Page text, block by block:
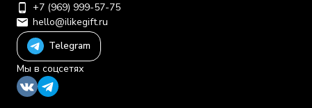
+7 (969) 999-57-75
hello@ilikegift.ru
Telegram
Мы в соцсетях